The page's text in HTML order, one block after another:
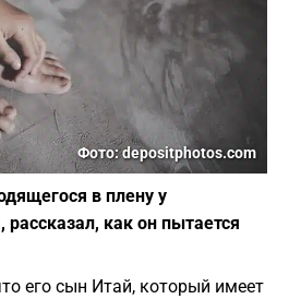
Фото: depositphotos.com
в плену у
как он пытается
его сын Итай, который имеет